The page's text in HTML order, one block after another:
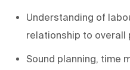
Understanding of
relationship to overall
Sound planning, time